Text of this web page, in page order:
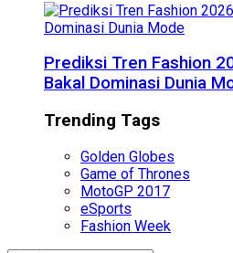
Prediksi Tren Fashion
Bakal Dominasi Dunia
Trending Tags
Golden Globes
Game of Thrones
MotoGP 2017
eSports
Fashion Week